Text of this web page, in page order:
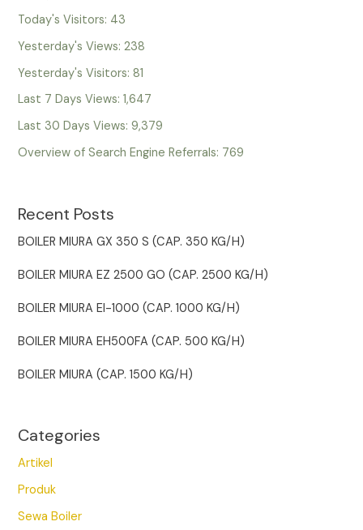
Today's Visitors: 43
Yesterday's Views:238
Yesterday's Visitors:81
Last 7 Days Views:1,647
Last 30 Days Views:9,379
Overview of Search Engine Referrals: 769
Recent Posts
BOILER MIURA GX 350 S (CAP. 350 KG/H)
BOILER MIURA EZ 2500 GO (CAP. 2500 KG/H)
BOILER MIURA EI-1000 (CAP. 1000 KG/H)
BOILER MIURA EH500FA (CAP. 500 KG/H)
BOILER MIURA (CAP. 1500 KG/H)
Categories
Artikel
Produk
Sewa Boiler